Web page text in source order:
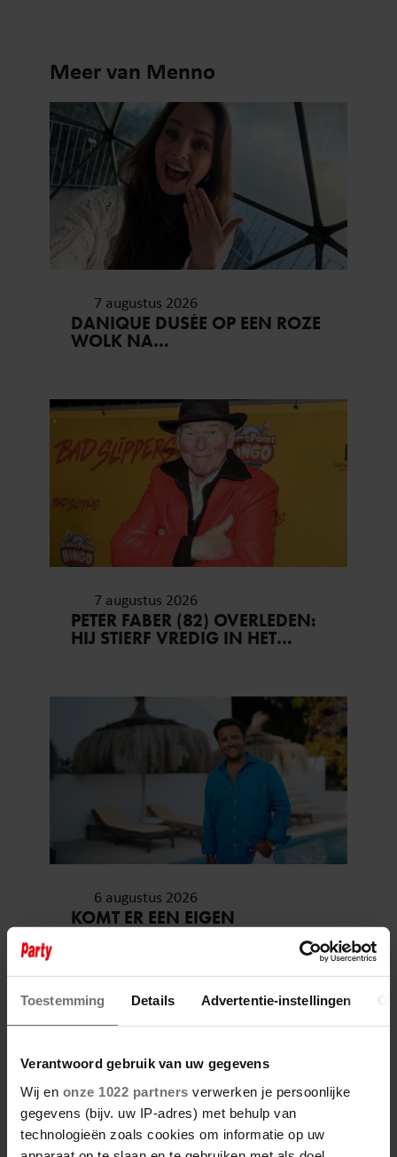
Toestemming Details Advertentie-instellingen
Verantwoord gebruik van uw gegevens
Wij en onze 1022 partners verwerken je persoonlijke
gegevens (bijv. uw IP-adres) met behulp van
technologieën zoals cookies om informatie op uw
Meer van Menno
7 augustus 2026
DANIQUE DUSÉE OP EEN ROZE
WOLK NA
7 augustus 2026
PETER FABER (82) OVERLEDEN:
HIJ STIERF VREDIG IN HET
6 augustus 2026
KOMT ER EEN EIGEN
REALITYSHOW VOOR TIMOTHY